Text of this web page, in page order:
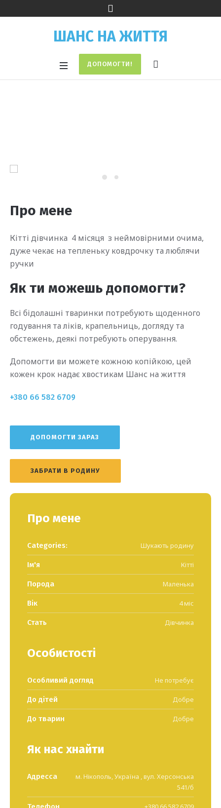
ШАНС НА ЖИТТЯ
ДОПОМОГТИ!
Про мене
Кітті дівчинка 4 місяця з неймовірними очима,
дуже чекає на тепленьку ковдрочку та люблячи
ручки
Як ти можешь допомогти?
Всі бідолашні тваринки потребують щоденного
годування та ліків, крапельниць, догляду та
обстежень, деякі потребують оперування.
Допомогти ви можете кожною копійкою, цей
кожен крок надає хвостикам Шанс на життя
+380 66 582 6709
ДОПОМОГТИ ЗАРАЗ
ЗАБРАТИ В РОДИНУ
Про мене
Categories: Шукають родину
Ім'я Кітті
Порода Маленька
Вік 4 міс
Стать Дівчинка
Особистості
Особливий догляд Не потребує
До дітей Добре
До тварин Добре
Як нас хнайти
Адресса
м. Нікополь, Україна , вул. Херсонська
541/б